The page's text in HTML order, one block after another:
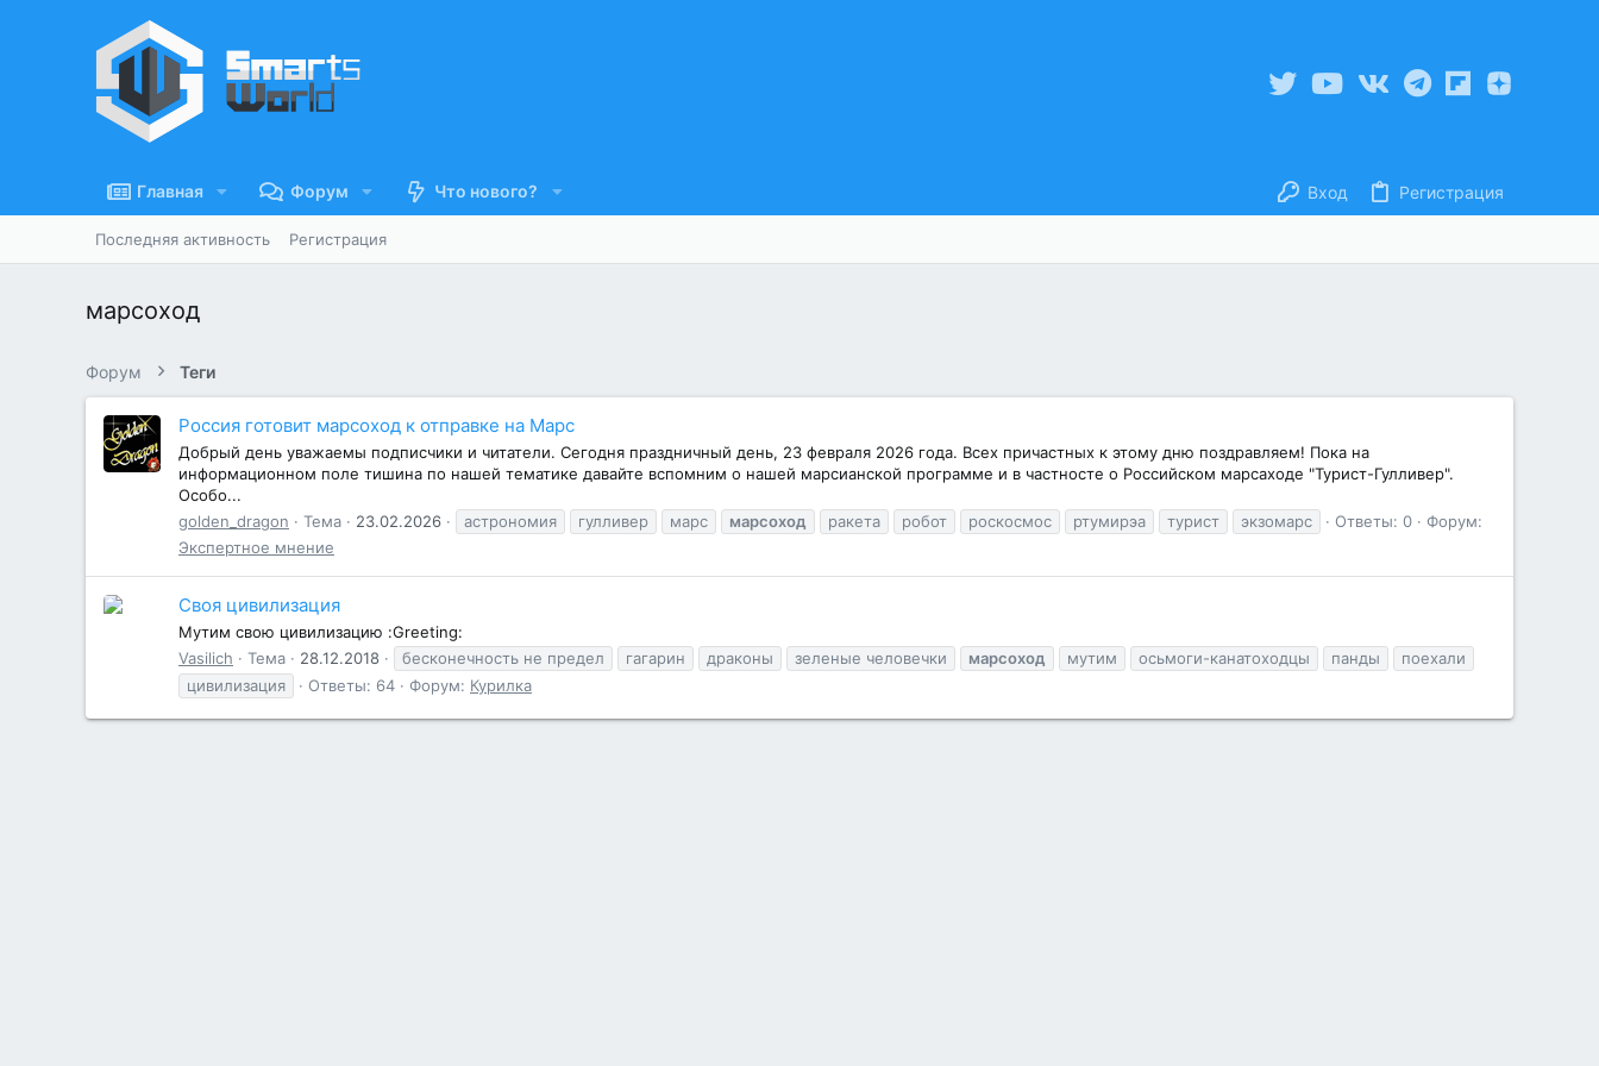
Главная Форум Что нового? Вход Регистрация
Последняя активность Регистрация
марсоход
Форум Теги
Россия готовит марсоход к отправке на Марс
Добрый день уважаемы подписчики и читатели. Сегодня праздничный день, 23 февраля 2026 года. Всех причастных к этому дню поздравляем! Пока на
информационном поле тишина по нашей тематике давайте вспомним о нашей марсианской программе и в частносте о Российском марсаходе "Турист-Гулливер".
Особо...
golden_dragon
Тема 23.02.2026 астрономия гулливер марс марсоход ракета робот роскосмос ртумирэа турист экзомарс Ответы: 0
Форум:
Экспертное мнение
Своя цивилизация
Мутим свою цивилизацию :Greeting:
Vasilich
Тема 28.12.2018 бесконечность не предел гагарин драконы зеленые человечки марсоход мутим осьмоги-канатоходцы панды
поехали
цивилизация
Ответы: 64 Форум: Курилка